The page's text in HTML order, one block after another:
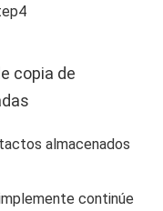
copia de
almacenados
continúe